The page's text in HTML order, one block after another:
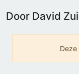
Door David